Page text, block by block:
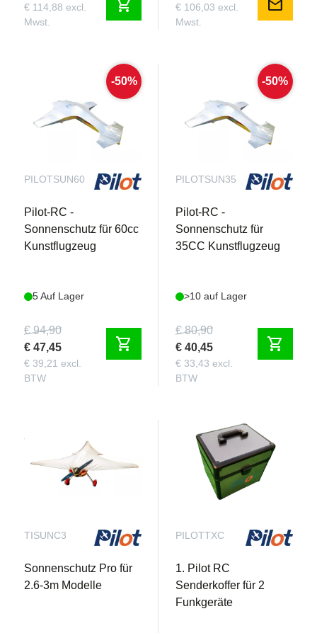
€ 114,88 excl.
Mwst.
shopping_cart
€ 106,03 excl.
Mwst.
mail
-50%
PILOTSUN60
Pilot-RC -
Sonnenschutz für 60cc
Kunstflugzeug
5 Auf Lager
€ 94,90
€ 47,45
€ 39,21 excl.
BTW
shopping_cart
-50%
PILOTSUN35
Pilot-RC -
Sonnenschutz für
35CC Kunstflugzeug
>10 auf Lager
€ 80,90
€ 40,45
€ 33,43 excl.
BTW
shopping_cart
TISUNC3
Sonnenschutz Pro für
2.6-3m Modelle
PILOTTXC
1. Pilot RC
Senderkoffer für 2
Funkgeräte